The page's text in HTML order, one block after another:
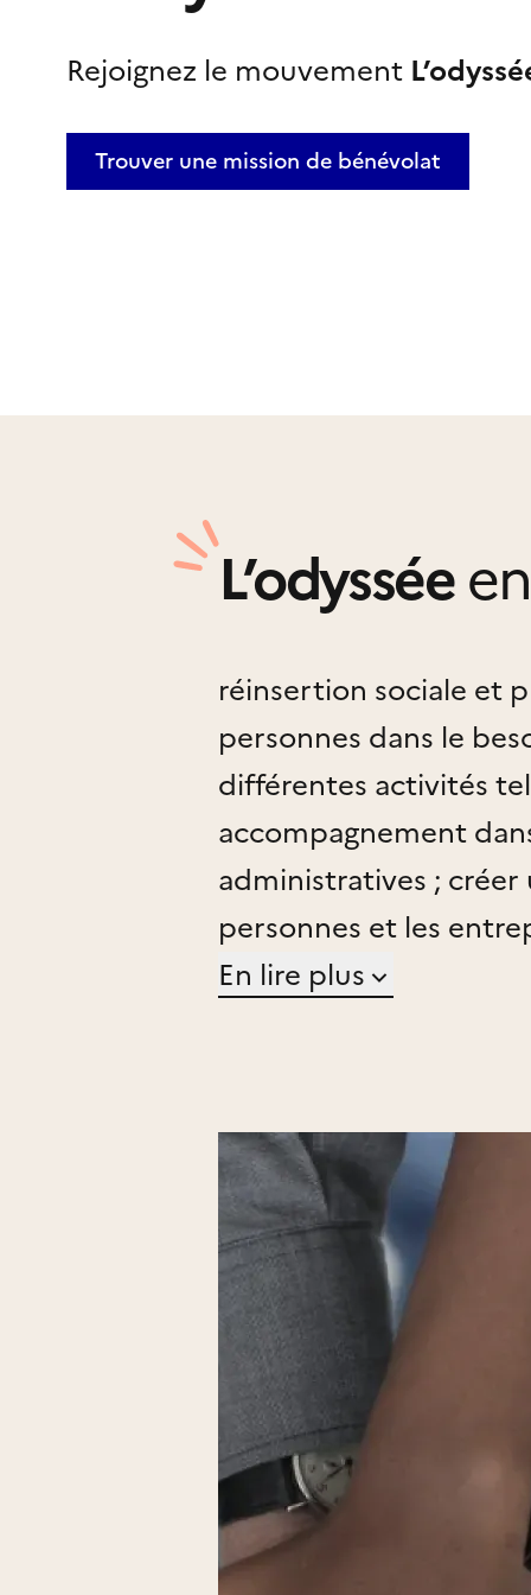
Rejoignez le mouvement
Trouver une mission de bénévolat
L’odyssée
réinsertion sociale et
personnes dans le
différentes activités
accompagnement
administratives ; créer
personnes et les
sorties découvertes ;
En lire plus